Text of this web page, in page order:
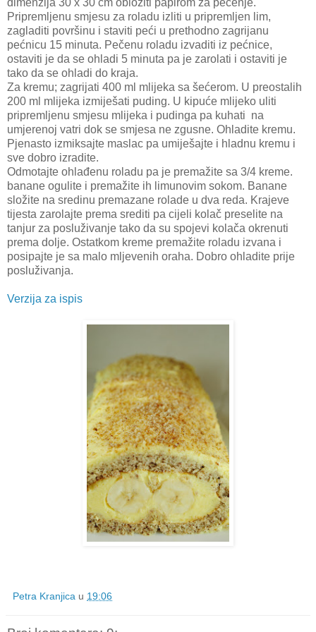
Pripremljenu smjesu za roladu izliti u pripremljen lim,
zagladiti površinu i staviti peći u prethodno zagrijanu
pećnicu 15 minuta. Pečenu roladu izvaditi iz pećnice,
ostaviti je da se ohladi 5 minuta pa je zarolati i ostaviti je
tako da se ohladi do kraja.
Za kremu; zagrijati 400 ml mlijeka sa šećerom. U preostalih
200 ml mlijeka izmiješati puding. U kipuće mlijeko uliti
pripremljenu smjesu mlijeka i pudinga pa kuhati na
umjerenoj vatri dok se smjesa ne zgusne. Ohladite kremu.
Pjenasto izmiksajte maslac pa umiješajte i hladnu kremu i
sve dobro izradite.
Odmotajte ohlađenu roladu pa je premažite sa 3/4 kreme.
banane ogulite i premažite ih limunovim sokom. Banane
složite na sredinu premazane rolade u dva reda. Krajeve
tijesta zarolajte prema srediti pa cijeli kolač preselite na
tanjur za posluživanje tako da su spojevi kolača okrenuti
prema dolje. Ostatkom kreme premažite roladu izvana i
posipajte je sa malo mljevenih oraha. Dobro ohladite prije
posluživanja.
Verzija za ispis
Petra Kranjica u 19:06